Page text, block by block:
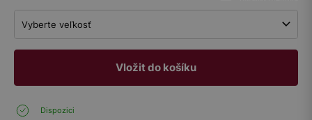
Vyberte veľkosť
Vložit do košíku
Dispozici